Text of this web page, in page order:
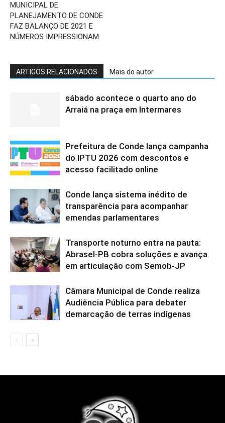
MUNICIPAL DE
PLANEJAMENTO DE CONDE
FAZ BALANÇO DE 2021 E
NÚMEROS IMPRESSIONAM
ARTIGOS RELACIONADOS Mais do autor
sábado acontece o quarto ano do
Arraiá na praça em Intermares
Prefeitura de Conde lança campanha
do IPTU 2026 com descontos e
acesso facilitado online
Conde lança sistema inédito de
transparência para acompanhar
emendas parlamentares
Transporte noturno entra na pauta:
Abrasel-PB cobra soluções e avança
em articulação com Semob-JP
Câmara Municipal de Conde realiza
Audiência Pública para debater
demarcação de terras indígenas